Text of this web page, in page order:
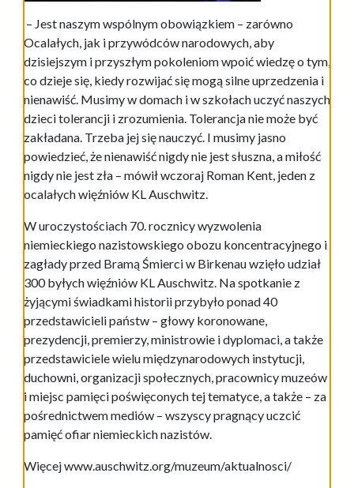
– Jest naszym wspólnym obowiązkiem – zarówno
Ocalałych, jak i przywódców narodowych, aby
dzisiejszym i przyszłym pokoleniom wpoić wiedzę o tym,
co dzieje się, kiedy rozwijać się mogą silne uprzedzenia i
nienawiść. Musimy w domach i w szkołach uczyć naszych
dzieci tolerancji i zrozumienia. Tolerancja nie może być
zakładana. Trzeba jej się nauczyć. I musimy jasno
powiedzieć, że nienawiść nigdy nie jest słuszna, a miłość
nigdy nie jest zła – mówił wczoraj Roman Kent, jeden z
ocalałych więźniów KL Auschwitz.
W uroczystościach 70. rocznicy wyzwolenia
niemieckiego nazistowskiego obozu koncentracyjnego i
zagłady przed Bramą Śmierci w Birkenau wzięło udział
300 byłych więźniów KL Auschwitz. Na spotkanie z
żyjącymi świadkami historii przybyło ponad 40
przedstawicieli państw – głowy koronowane,
prezydencji, premierzy, ministrowie i dyplomaci, a także
przedstawiciele wielu międzynarodowych instytucji,
duchowni, organizacji społecznych, pracownicy muzeów
i miejsc pamięci poświęconych tej tematyce, a także – za
pośrednictwem mediów – wszyscy pragnący uczcić
pamięć ofiar niemieckich nazistów.
Więcej www.auschwitz.org/muzeum/aktualnosci/